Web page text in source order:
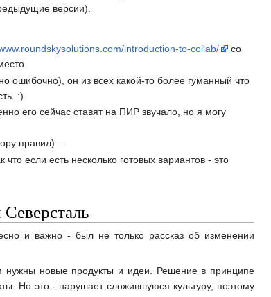
версии).
introduction-to-collab/
со
ошибочно), он из всех какой-то более гуманный что
:)
его сейчас ставят на ПИР звучало, но я могу
правил)...
если есть несколько готовых вариантов - это
и важно - был не только рассказ об изменении
нужны новые продукты и идеи. Решение в принципе
Но это - нарушает сложившуюся культуру, поэтому